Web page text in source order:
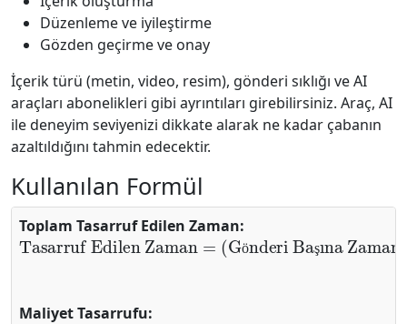
Düzenleme ve iyileştirme
Gözden geçirme ve onay
İçerik türü (metin, video, resim), gönderi sıklığı ve AI
araçları abonelikleri gibi ayrıntıları girebilirsiniz. Araç, AI
ile deneyim seviyenizi dikkate alarak ne kadar çabanın
azaltıldığını tahmin edecektir.
Kullanılan Formül
Toplam Tasarruf Edilen Zaman:
ö ş
Tasarruf Edilen Zaman =
(Gönderi Başına Zaman
AI Yok−
Gönderi Başına Zaman
AI Var)×
Toplam Gönderi
Maliyet Tasarrufu: